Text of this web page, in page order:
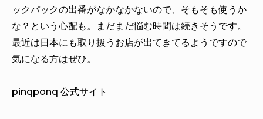
ックパックの出番がなかなかないので、そもそも使うか
な？という心配も。まだまだ悩む時間は続きそうです。
最近は日本にも取り扱うお店が出てきてるようですので
気になる方はぜひ。
pinqponq 公式サイト